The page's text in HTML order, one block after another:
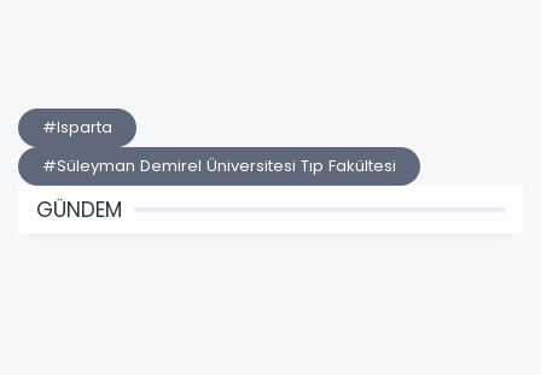
#Isparta
#Süleyman Demirel Üniversitesi Tıp Fakültesi
GÜNDEM